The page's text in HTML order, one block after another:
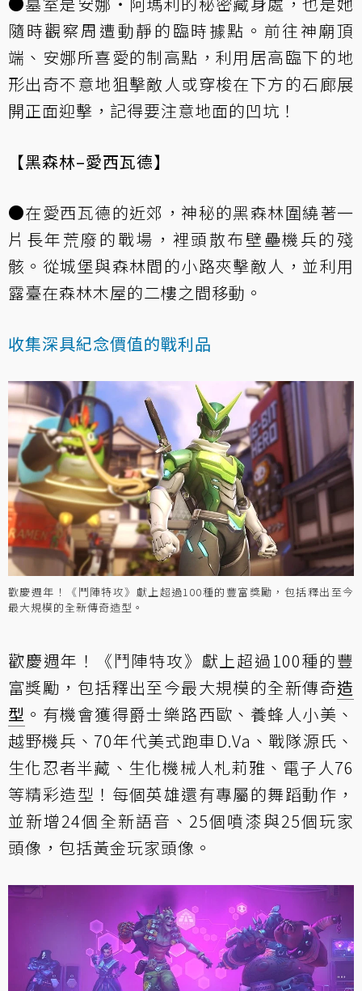
隨時觀察周遭動靜的臨時據點。前往神廟頂
端、安娜所喜愛的制高點，利用居高臨下的地
形出奇不意地狙擊敵人或穿梭在下方的石廊展
開正面迎擊，記得要注意地面的凹坑！
【黑森林–愛西瓦德】
●在愛西瓦德的近郊，神秘的黑森林圍繞著一
片長年荒廢的戰場，裡頭散布壁壘機兵的殘
骸。從城堡與森林間的小路夾擊敵人，並利用
露臺在森林木屋的二樓之間移動。
收集深具紀念價值的戰利品
歡慶週年！《鬥陣特攻》獻上超過100種的豐富獎勵，包括釋出至今
最大規模的全新傳奇造型。
歡慶週年！《鬥陣特攻》獻上超過100種的豐
富獎勵，包括釋出至今最大規模的全新傳奇造
型 。有機會獲得爵士樂路西歐、養蜂人小美、
越野機兵、70年代美式跑車D.Va、戰隊源氏、
生化忍者半藏、生化機械人札莉雅、電子人76
等精彩造型！每個英雄還有專屬的舞蹈動作，
並新增24個全新語音、25個噴漆與25個玩家
頭像，包括黃金玩家頭像。